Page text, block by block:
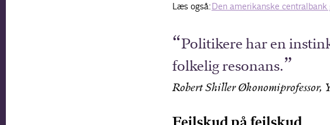
Læs også:Den amerikanske
Politikere har en
folkelig resonans.
Robert Shiller Økonomiprofessor,